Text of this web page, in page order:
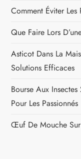
Comment Éviter
Que Faire Lors
Asticot Dans La
Solutions Efficaces
Bourse Aux
Pour Les Passionnés
Œuf De Mouche